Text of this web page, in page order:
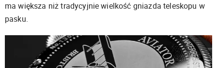
ma większa niż tradycyjnie wielkość gniazda teleskopu w
pasku.